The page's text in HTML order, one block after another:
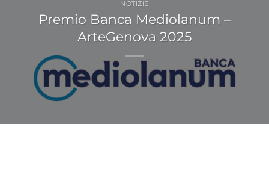
NOTIZIE
Premio Banca Mediolanum –
ArteGenova 2025